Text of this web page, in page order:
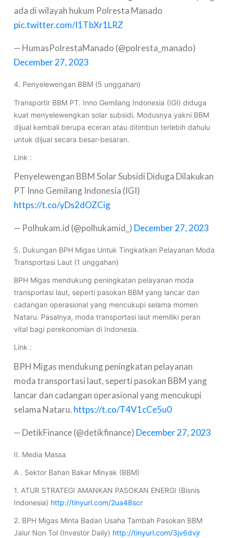
ada di wilayah hukum Polresta Manado
pic.twitter.com/I1TbXr1LRZ
— HumasPolrestaManado (@polresta_manado)
December 27, 2023
4. Penyelewengan BBM (5 unggahan)
Transportir BBM PT. Inno Gemilang Indonesia (IGI) diduga
kuat menyelewengkan solar subsidi. Modusnya yakni BBM
dijual kembali berupa eceran atau ditimbun terlebih dahulu
untuk dijual secara besar-besaran.
Link :
Penyelewengan BBM Solar Subsidi Diduga Dilakukan
PT Inno Gemilang Indonesia (IGI)
https://t.co/yDs2dOZCig
— Polhukam.id (@polhukamid_) December 27, 2023
5. Dukungan BPH Migas Untuk Tingkatkan Pelayanan Moda
Transportasi Laut (1 unggahan)
BPH Migas mendukung peningkatan pelayanan moda
transportasi laut, seperti pasokan BBM yang lancar dan
cadangan operasional yang mencukupi selama momen
Nataru. Pasalnya, moda transportasi laut memiliki peran
vital bagi perekonomian di Indonesia.
Link :
BPH Migas mendukung peningkatan pelayanan
moda transportasi laut, seperti pasokan BBM yang
lancar dan cadangan operasional yang mencukupi
selama Nataru. https://t.co/T4V1cCe5u0
— DetikFinance (@detikfinance) December 27, 2023
II. Media Massa
A . Sektor Bahan Bakar Minyak (BBM)
1. ATUR STRATEGI AMANKAN PASOKAN ENERGI (Bisnis
Indonesia) http://tinyurl.com/2ua48scr
2. BPH Migas Minta Badan Usaha Tambah Pasokan BBM
Jalur Non Tol (Investor Daily) http://tinyurl.com/3jv6dvjr